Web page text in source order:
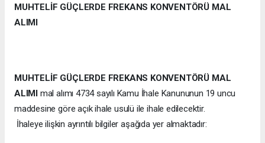
MUHTELİF GÜÇLERDE FREKANS KONVENTÖRÜ MAL
ALIMI
MUHTELİF GÜÇLERDE FREKANS KONVENTÖRÜ MAL
ALIMI
mal alımı 4734 sayılı Kamu İhale Kanununun 19 uncu
maddesine göre açık ihale usulü ile ihale edilecektir.
İhaleye ilişkin ayrıntılı bilgiler aşağıda yer almaktadır: